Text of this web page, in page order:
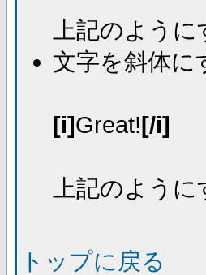
上記のよう
文字を斜体に
[i]Great![/i]
上記のよう
トップに戻る